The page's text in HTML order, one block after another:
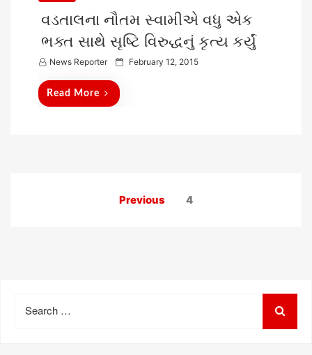
વડતાલના નૌતમ સ્વામીએ વધુ એક
ભક્ત સાથે સૃષ્ટિ વિરુદ્ધનું કૃત્ય કર્યું
News Reporter
P February 12, 2015
Read More
Previous 4
for: